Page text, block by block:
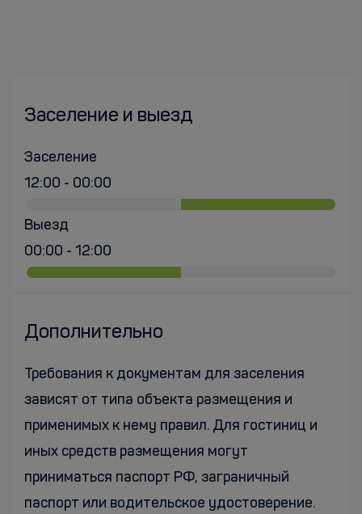
Заселение и выезд
Заселение
12:00 - 00:00
Выезд
00:00 - 12:00
Дополнительно
Требования к документам для заселения
зависят от типа объекта размещения и
применимых к нему правил. Для гостиниц и
иных средств размещения могут
приниматься паспорт РФ, заграничный
паспорт или водительское удостоверение.